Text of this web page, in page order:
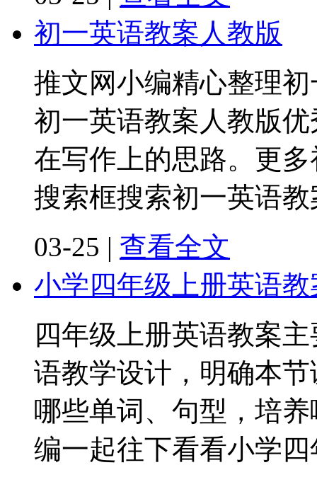
初一英语教案人教版
推文网小编精心整理
初一英语教案人教版
在写作上的思路。更
搜索框搜索初一英语
03-25 | 查看全文
小学四年级上册英语教
四年级上册英语教案
语教学设计，明确本
哪些单词、句型，培
编一起往下看看小学